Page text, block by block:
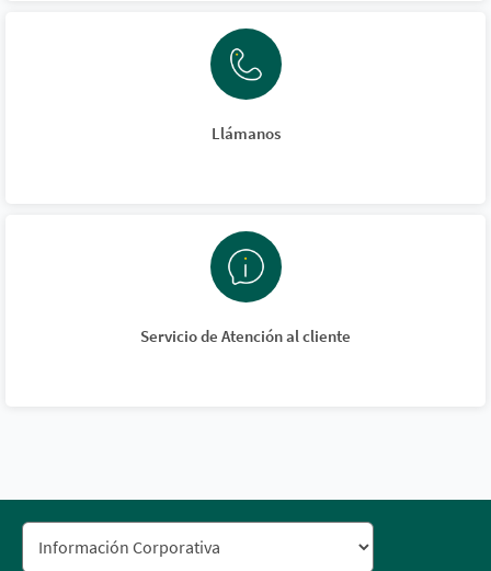
Llámanos
Servicio de Atención al cliente